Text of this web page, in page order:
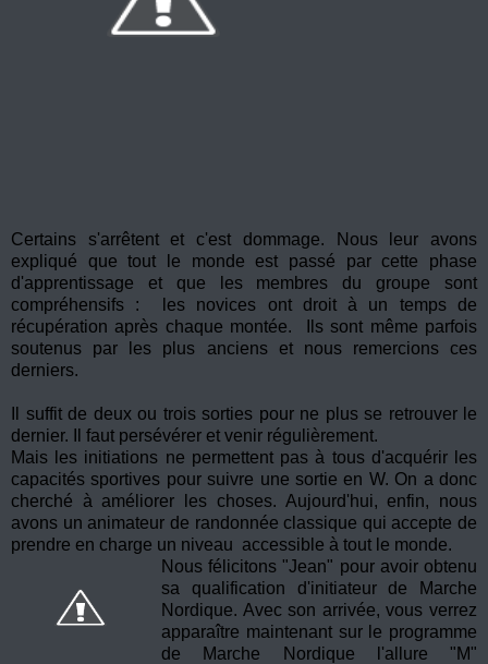
Certains s'arrêtent et c'est dommage. Nous leur avons
expliqué que tout le monde est passé par cette phase
d'apprentissage et que les membres du groupe sont
compréhensifs : les novices ont droit à un temps de
récupération après chaque montée. Ils sont même parfois
soutenus par les plus anciens et nous remercions ces
derniers.
Il suffit de deux ou trois sorties pour ne plus se retrouver le
dernier. Il faut persévérer et venir régulièrement.
Mais les initiations ne permettent pas à tous d'acquérir les
capacités sportives pour suivre une sortie en W. On a donc
cherché à améliorer les choses. Aujourd'hui, enfin, nous
avons un animateur de randonnée classique qui accepte de
prendre en charge un niveau accessible à tout le monde.
Nous félicitons "Jean" pour avoir obtenu
sa qualification d'initiateur de Marche
Nordique. Avec son arrivée, vous verrez
apparaître maintenant sur le programme
de Marche Nordique l'allure "M"